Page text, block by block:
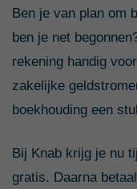
Ben je van plan om
ben je net
rekening handig
zakelijke
boekhouding een
Bij Knab krijg je nu
gratis. Daarna